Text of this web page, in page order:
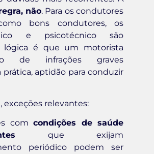
não. Para os condutores
bons condutores, os
e psicotécnico são
lógica é que um motorista
de infrações graves
aptidão para conduzir
exceções relevantes:
com condições de saúde
que exijam
periódico podem ser